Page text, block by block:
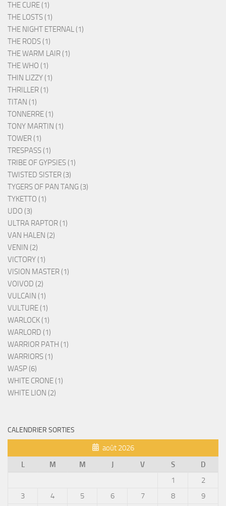
THE CURE (1)
THE LOSTS (1)
THE NIGHT ETERNAL (1)
THE RODS (1)
THE WARM LAIR (1)
THE WHO (1)
THIN LIZZY (1)
THRILLER (1)
TITAN (1)
TONNERRE (1)
TONY MARTIN (1)
TOWER (1)
TRESPASS (1)
TRIBE OF GYPSIES (1)
TWISTED SISTER (3)
TYGERS OF PAN TANG (3)
TYKETTO (1)
UDO (3)
ULTRA RAPTOR (1)
VAN HALEN (2)
VENIN (2)
VICTORY (1)
VISION MASTER (1)
VOIVOD (2)
VULCAIN (1)
VULTURE (1)
WARLOCK (1)
WARLORD (1)
WARRIOR PATH (1)
WARRIORS (1)
WASP (6)
WHITE CRONE (1)
WHITE LION (2)
CALENDRIER SORTIES
août 2026
L
M M J V S D
1
2
3
4 5 6 7 8
9